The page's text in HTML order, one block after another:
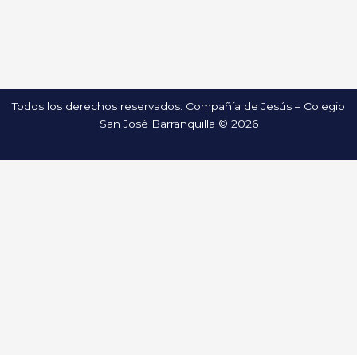
Todos los derechos reservados. Compañía de Jesús – Colegio
San José Barranquilla © 2026